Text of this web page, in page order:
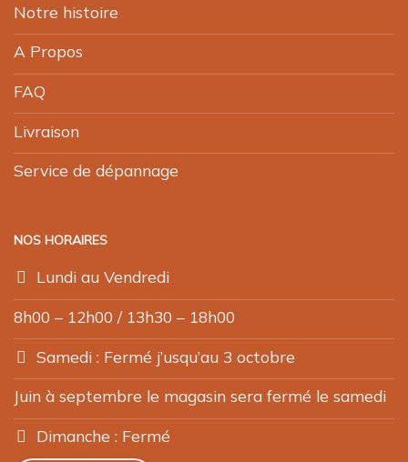
Notre histoire
A Propos
FAQ
Livraison
Service de dépannage
NOS HORAIRES
Lundi au Vendredi
8h00 – 12h00 / 13h30 – 18h00
Samedi : Fermé j’usqu’au 3 octobre
Juin à septembre le magasin sera fermé le samedi
Dimanche : Fermé